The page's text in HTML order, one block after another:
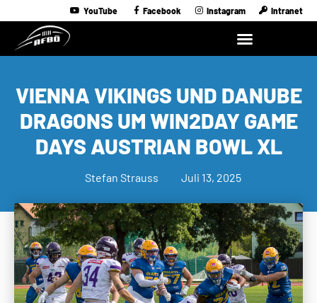
YouTube Facebook Instagram Intranet
VIENNA VIKINGS UND DANUBE
DRAGONS UM WIN2DAY GAME
DAYS AUSTRIAN BOWL XL
Stefan Strauss Juli 13, 2025